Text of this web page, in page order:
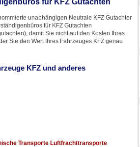
für KFZ Gutachten
unabhängigen Neutrale KFZ Gutachter
für KFZ Gutachten
damit Sie nicht auf den Kosten Ihres
Sie den Wert Ihres Fahrzeuges KFZ genau
KFZ und anderes
Transporte Luftfrachttransporte